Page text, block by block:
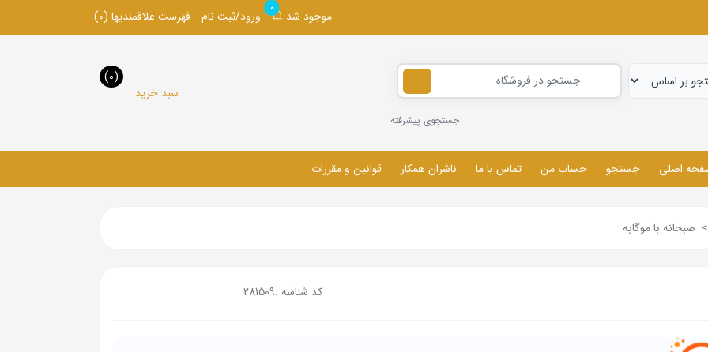
موجود شد
0
ورود/ثبت نام فهرست علاقمندیها (0)
جستجوی پیشرفته
سبد خرید
(0)
اصلی جستجو حساب من تماس با ما ناشران همکار قوانین و مقررات
> صبحانه با موگابه
کد شناسه :281509